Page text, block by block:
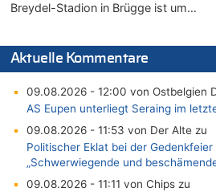
Breydel-Stadion in Brügge ist um…
Aktuelle Kommentare
09.08.2026 - 12:00 von Ostbelgien
AS Eupen unterliegt Seraing im
09.08.2026 - 11:53 von Der Alte zu
Politischer Eklat bei der
„Schwerwiegende und
09.08.2026 - 11:11 von Chips zu